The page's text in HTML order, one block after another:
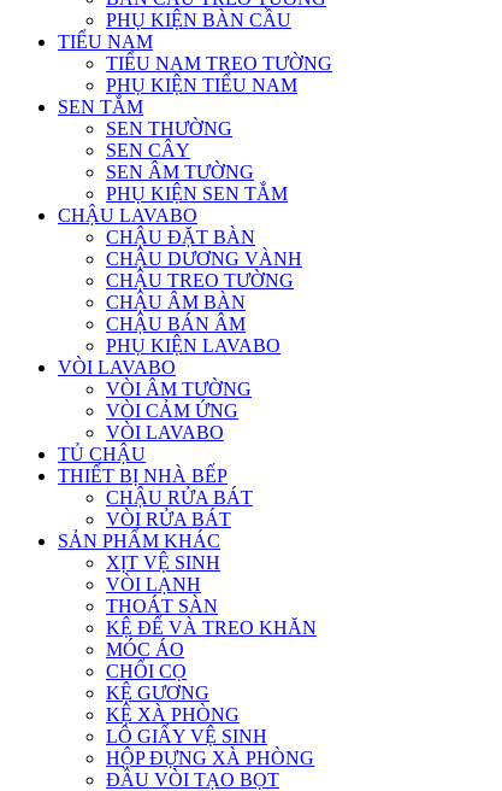
PHỤ KIỆN BÀN CẦU
TIỂU NAM
TIỂU NAM TREO TƯỜNG
PHỤ KIỆN TIỂU NAM
SEN TẮM
SEN THƯỜNG
SEN CÂY
SEN ÂM TƯỜNG
PHỤ KIỆN SEN TẮM
CHẬU LAVABO
CHẬU ĐẶT BÀN
CHẬU DƯƠNG VÀNH
CHẬU TREO TƯỜNG
CHẬU ÂM BÀN
CHẬU BÁN ÂM
PHỤ KIỆN LAVABO
VÒI LAVABO
VÒI ÂM TƯỜNG
VÒI CẢM ỨNG
VÒI LAVABO
TỦ CHẬU
THIẾT BỊ NHÀ BẾP
CHẬU RỬA BÁT
VÒI RỬA BÁT
SẢN PHẨM KHÁC
XỊT VỆ SINH
VÒI LẠNH
THOÁT SÀN
KỆ ĐỂ VÀ TREO KHĂN
MÓC ÁO
CHỔI CỌ
KỆ GƯƠNG
KỆ XÀ PHÒNG
LÔ GIẤY VỆ SINH
HỘP ĐỰNG XÀ PHÒNG
ĐẦU VÒI TẠO BỌT